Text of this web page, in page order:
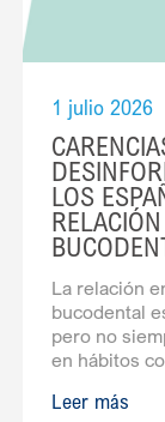
1 julio 2026
LOS
La relación
bucodental
pero no
en hábitos
de cada 5 no
Leer más